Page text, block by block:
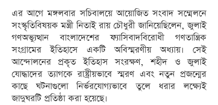
এর আগে মঙ্গলবার সচিবালয়ে আয়োজিত সংবাদ সম্মেলনে
সংস্কৃতিবিষয়ক মন্ত্রী নিতাই রায় চৌধুরী জানিয়েছিলেন, জুলাই
গণঅভ্যুত্থান বাংলাদেশের ফ্যাসিবাদবিরোধী গণতান্ত্রিক
সংগ্রামের ইতিহাসে একটি অবিস্মরণীয় অধ্যায়। সেই
আন্দোলনের প্রকৃত ইতিহাস সংরক্ষণ, শহীদ ও জুলাই
যোদ্ধাদের ত্যাগকে রাষ্ট্রীয়ভাবে স্মরণ এবং নতুন প্রজন্মের
কাছে ঘটনাগুলো নির্ভরযোগ্যভাবে তুলে ধরার লক্ষ্যেই
জাদুঘরটি প্রতিষ্ঠা করা হয়েছে।